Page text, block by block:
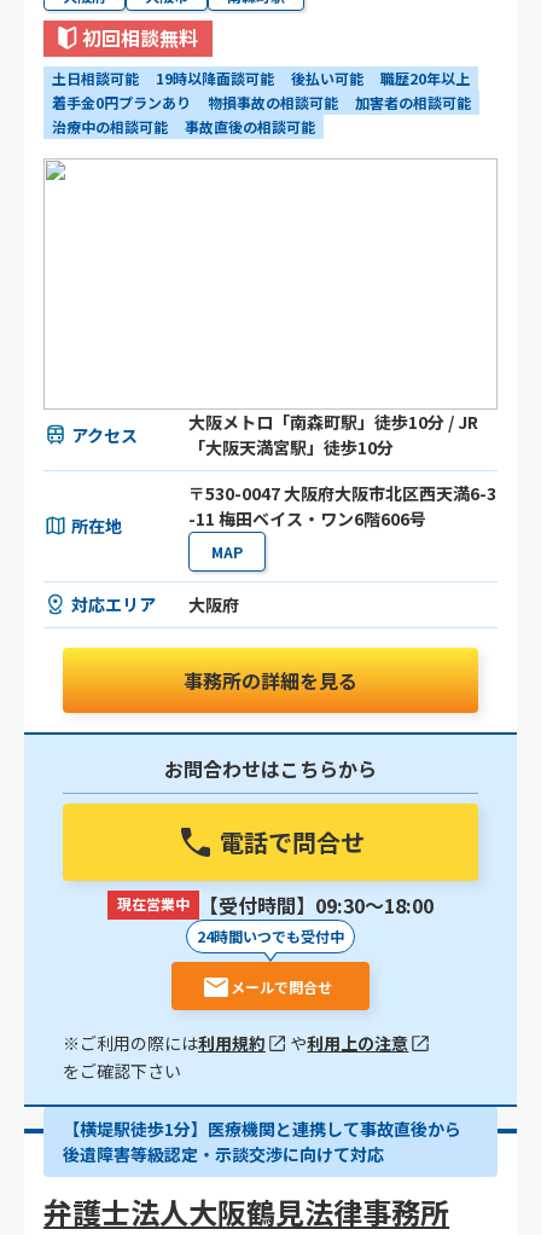
初回相談無料
土日相談可能 19時以降面談可能 後払い可能
職歴20年以上
着手金0円プランあり
物損事故の相談可能
加害者の相談可能
治療中の相談可能
事故直後の相談可能
アクセス
大阪メトロ「南森町駅」徒歩10分 / JR
「大阪天満宮駅」徒歩10分
所在地
〒530-0047 大阪府大阪市北区西天満6-3
-11 梅田ベイス・ワン6階606号
MAP
対応エリア 大阪府
事務所の詳細を見る
お問合わせはこちらから
電話で問合せ
現在営業中 【受付時間】09:30〜18:00
24時間いつでも受付中
メールで問合せ
※ご利用の際には利用規約 や利用上の注意
をご確認下さい
【横堤駅徒歩1分】医療機関と連携して事故直後から
後遺障害等級認定・示談交渉に向けて対応
弁護士法人大阪鶴見法律事務所